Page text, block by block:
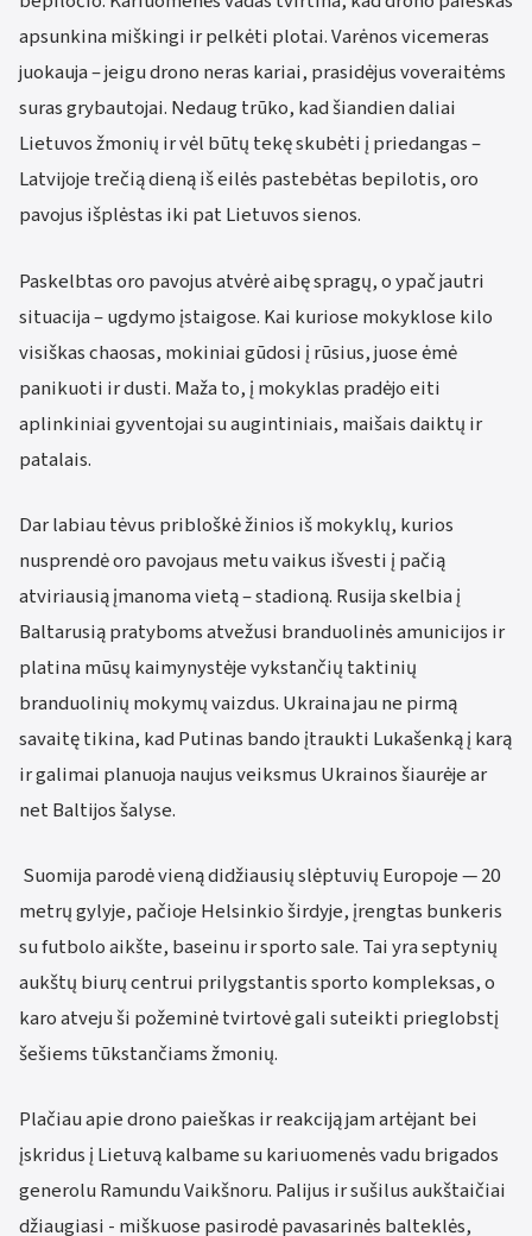
apsunkina miškingi ir pelkėti plotai. Varėnos vicemeras
juokauja – jeigu drono neras kariai, prasidėjus voveraitėms
suras grybautojai. Nedaug trūko, kad šiandien daliai
Lietuvos žmonių ir vėl būtų tekę skubėti į priedangas –
Latvijoje trečią dieną iš eilės pastebėtas bepilotis, oro
pavojus išplėstas iki pat Lietuvos sienos.
Paskelbtas oro pavojus atvėrė aibę spragų, o ypač jautri
situacija – ugdymo įstaigose. Kai kuriose mokyklose kilo
visiškas chaosas, mokiniai gūdosi į rūsius, juose ėmė
panikuoti ir dusti. Maža to, į mokyklas pradėjo eiti
aplinkiniai gyventojai su augintiniais, maišais daiktų ir
patalais.
Dar labiau tėvus pribloškė žinios iš mokyklų, kurios
nusprendė oro pavojaus metu vaikus išvesti į pačią
atviriausią įmanoma vietą – stadioną. Rusija skelbia į
Baltarusią pratyboms atvežusi branduolinės amunicijos ir
platina mūsų kaimynystėje vykstančių taktinių
branduolinių mokymų vaizdus. Ukraina jau ne pirmą
savaitę tikina, kad Putinas bando įtraukti Lukašenką į karą
ir galimai planuoja naujus veiksmus Ukrainos šiaurėje ar
net Baltijos šalyse.
Suomija parodė vieną didžiausių slėptuvių Europoje — 20
metrų gylyje, pačioje Helsinkio širdyje, įrengtas bunkeris
su futbolo aikšte, baseinu ir sporto sale. Tai yra septynių
aukštų biurų centrui prilygstantis sporto kompleksas, o
karo atveju ši požeminė tvirtovė gali suteikti prieglobstį
šešiems tūkstančiams žmonių.
Plačiau apie drono paieškas ir reakciją jam artėjant bei
įskridus į Lietuvą kalbame su kariuomenės vadu brigados
generolu Ramundu Vaikšnoru. Palijus ir sušilus aukštaičiai
džiaugiasi - miškuose pasirodė pavasarinės balteklės,